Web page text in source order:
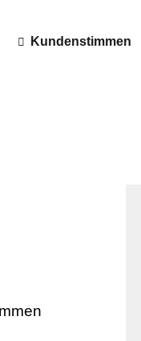
Kundenstimmen